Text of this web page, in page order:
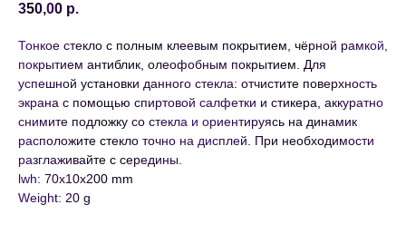
350,00 р.
Тонкое стекло с полным клеевым покрытием, чёрной рамкой,
покрытием антиблик, олеофобным покрытием. Для
успешной установки данного стекла: отчистите поверхность
экрана с помощью спиртовой салфетки и стикера, аккуратно
снимите подложку со стекла и ориентируясь на динамик
расположите стекло точно на дисплей. При необходимости
разглаживайте с середины.
lwh: 70x10x200 mm
Weight: 20 g